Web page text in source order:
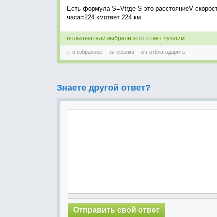
Есть формула S=Vtгде S это расстояниеV
часа=224 кмответ 224 км
пользователи выбрали этот ответ лучшим
в избранное ссылка отблагодарить
Знаете другой ответ?